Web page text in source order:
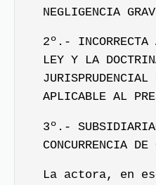
NEGLIGENCIA
2º.- INCORRECTA
LEY Y LA
JURISPRUDENCIAL
APLICABLE AL
3º.-
CONCURRENCIA DE
La actora, en